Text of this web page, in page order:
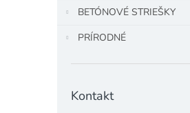
BETÓNOVÉ STRIEŠKY
PRÍRODNÉ
Kontakt